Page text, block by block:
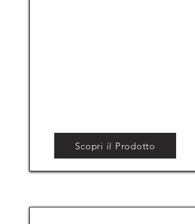
Scopri il Prodotto